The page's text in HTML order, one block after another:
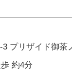
プリザイド御茶
約4分